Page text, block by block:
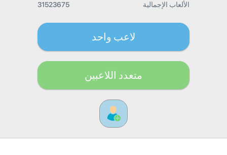
الألعاب الإجمالية 31523675
لاعب واحد
متعدد اللاعبين